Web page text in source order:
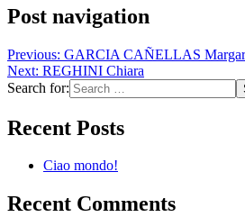
Post navigation
Previous: GARCIA CAÑELLAS
Next: REGHINI Chiara
Search for:
Recent Posts
Ciao mondo!
Recent Comments